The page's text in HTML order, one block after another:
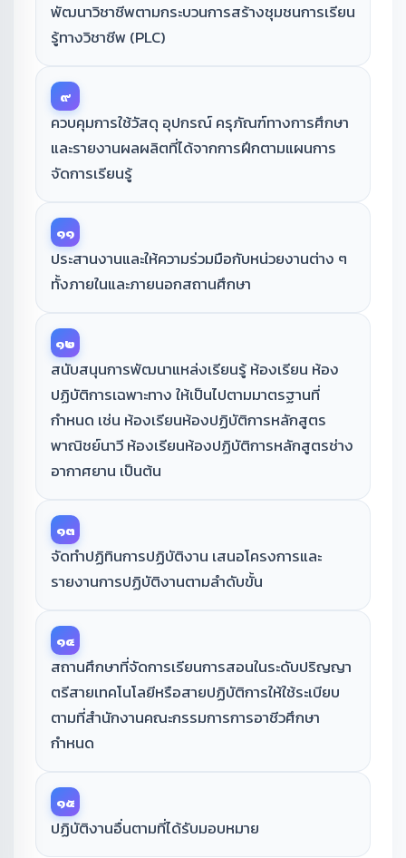
พัฒนาวิชาชีพตามกระบวนการสร้างชุมชนการเรียน
รู้ทางวิชาชีพ (PLC)
๙
ควบคุมการใช้วัสดุ อุปกรณ์ ครุภัณฑ์ทางการศึกษา
และรายงานผลผลิตที่ได้จากการฝึกตามแผนการ
จัดการเรียนรู้
๑๑
ประสานงานและให้ความร่วมมือกับหน่วยงานต่าง ๆ
ทั้งภายในและภายนอกสถานศึกษา
๑๒
สนับสนุนการพัฒนาแหล่งเรียนรู้ ห้องเรียน ห้อง
ปฏิบัติการเฉพาะทาง ให้เป็นไปตามมาตรฐานที่
กำหนด เช่น ห้องเรียนห้องปฏิบัติการหลักสูตร
พาณิชย์นาวี ห้องเรียนห้องปฏิบัติการหลักสูตรช่าง
อากาศยาน เป็นต้น
๑๓
จัดทำปฏิทินการปฏิบัติงาน เสนอโครงการและ
รายงานการปฏิบัติงานตามลำดับขั้น
๑๔
สถานศึกษาที่จัดการเรียนการสอนในระดับปริญญา
ตรีสายเทคโนโลยีหรือสายปฏิบัติการให้ใช้ระเบียบ
ตามที่สำนักงานคณะกรรมการการอาชีวศึกษา
กำหนด
๑๕
ปฏิบัติงานอื่นตามที่ได้รับมอบหมาย